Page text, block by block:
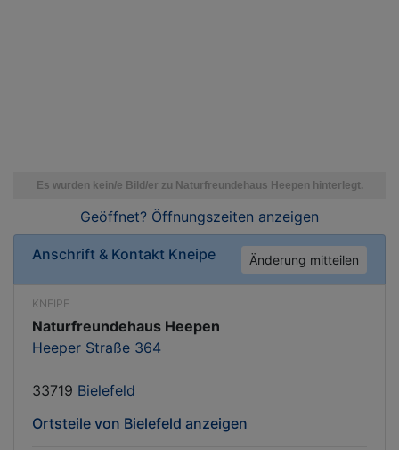
Geöffnet? Öffnungszeiten anzeigen
Anschrift & Kontakt Kneipe Änderung mitteilen
KNEIPE
Naturfreundehaus Heepen
Heeper Straße 364
33719 Bielefeld
Ortsteile von Bielefeld anzeigen